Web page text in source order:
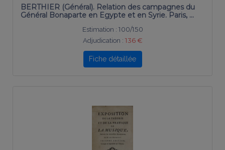
BERTHIER (Général). Relation des campagnes du
Général Bonaparte en Egypte et en Syrie. Paris, …
Estimation : 100/150
Adjudication : 136 €
Fiche détaillée